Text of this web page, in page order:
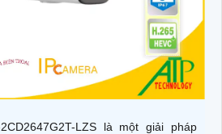
LZS là một giải pháp